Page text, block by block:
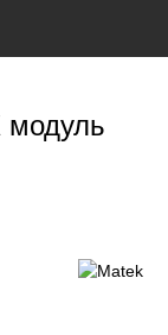
модуль